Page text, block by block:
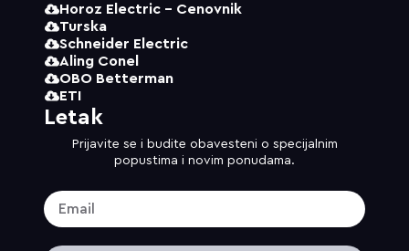
Horoz Electric - Cenovnik
Turska
Schneider Electric
Aling Conel
OBO Betterman
ETI
Letak
Prijavite se i budite obavesteni o specijalnim
popustima i novim ponudama.